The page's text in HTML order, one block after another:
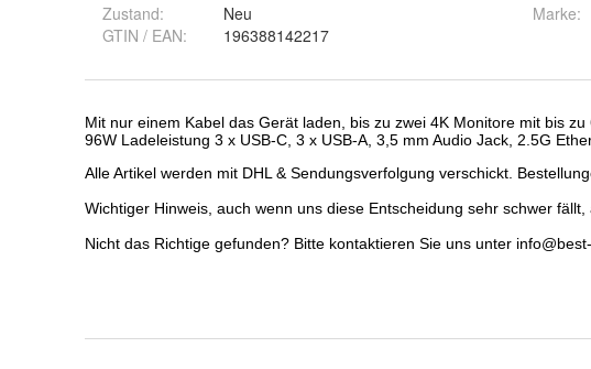
Zustand:
Neu
GTIN / EAN:
196388142217
Marke: